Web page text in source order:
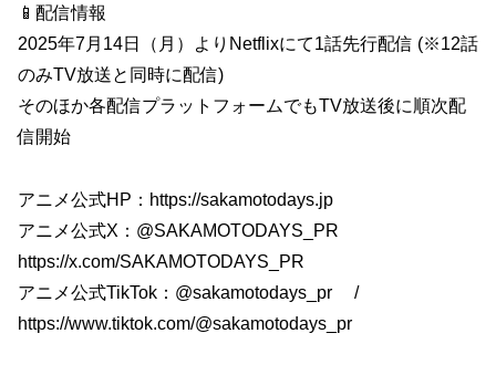
📱配信情報
2025年7月14日（月）よりNetflixにて1話先行配信 (※12話
のみTV放送と同時に配信)
そのほか各配信プラットフォームでもTV放送後に順次配
信開始
アニメ公式HP：https://sakamotodays.jp
アニメ公式X：@SAKAMOTODAYS_PR
https://x.com/SAKAMOTODAYS_PR
アニメ公式TikTok：@sakamotodays_pr /
https://www.tiktok.com/@sakamotodays_pr